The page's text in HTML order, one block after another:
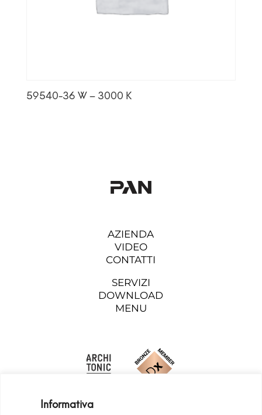
Informativa
59540-36 W – 3000 K
AZIENDA
VIDEO
CONTATTI
SERVIZI
DOWNLOAD
MENU